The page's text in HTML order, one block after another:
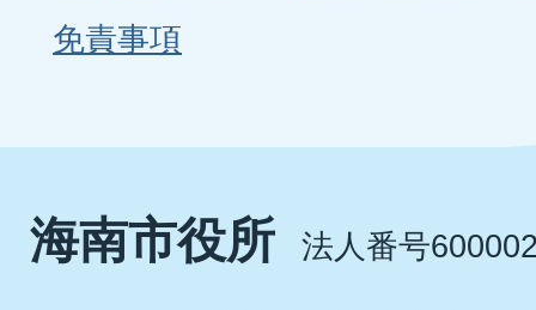
免責事項
海南市役所 法人番号